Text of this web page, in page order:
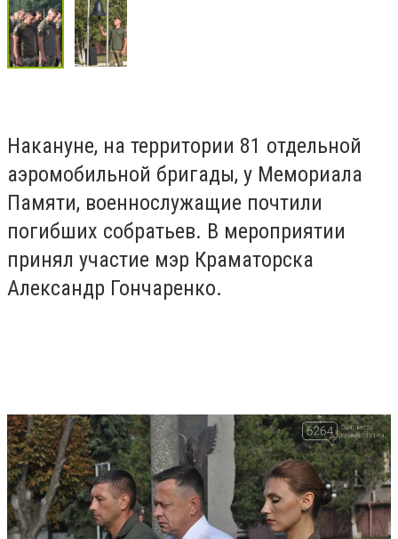
Накануне, на территории 81 отдельной
аэромобильной бригады, у Мемориала
Памяти, военнослужащие почтили
погибших собратьев. В мероприятии
принял участие мэр Краматорска
Александр Гончаренко.